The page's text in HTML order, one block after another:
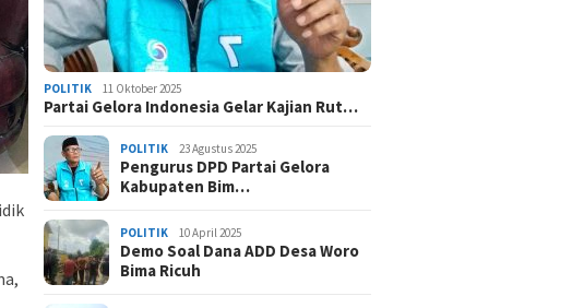
POLITIK 11 Oktober 2025
Partai Gelora Indonesia Gelar Kajian Rut…
POLITIK 23 Agustus 2025
Pengurus DPD Partai Gelora
Kabupaten Bim…
POLITIK 10 April 2025
Demo Soal Dana ADD Desa Woro
Bima Ricuh